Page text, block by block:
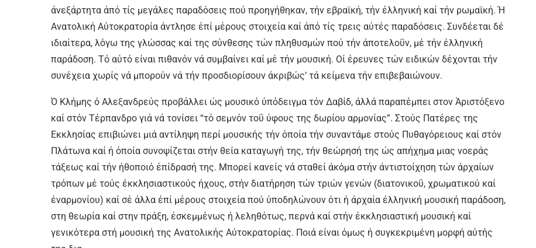
άνεξάρτητα άπό τίς μεγάλες παραδόσεις πού προηγήθηκαν, τήν εβραϊκή, τήν έλληνική καί τήν ρωμαϊκή. Ή
Ανατολική Αύτοκρατορία άντλησε έπί μέρους στοιχεία καί άπό τίς τρεις αύτές παραδόσεις. Συνδέεται δέ
ιδιαίτερα, λόγω της γλώσσας καί της σύνθεσης τών πληθυσμών πού τήν άποτελοΰν, μέ τήν έλληνική
παράδοση. Τό αύτό είναι πιθανόν νά συμβαίνει καί μέ τήν μουσική. Οί έρευνες τών ειδικών δέχονται τήν
συνέχεια χωρίς νά μπορούν νά τήν προσδιορίσουν άκριβώς’ τά κείμενα τήν επιβεβαιώνουν.
Ό Κλήμης ό Αλεξανδρεύς προβάλλει ώς μουσικό ύπόδειγμα τόν Δαβίδ, άλλά παραπέμπει στον Άριστόξενο
καί στόν Τέρπανδρο γιά νά τονίσει “τό σεμνόν τοΰ ύφους της δωρίου αρμονίας”. Στούς Πατέρες της
Εκκλησίας επιβιώνει μιά αντίληψη περί μουσικής τήν όποία τήν συναντάμε στούς Πυθαγόρειους καί στόν
Πλάτωνα καί ή όποία συνοψίζεται στήν θεία καταγωγή της, τήν θεώρησή της ώς απήχημα μιας νοεράς
τάξεως καί τήν ήθοποιό έπίδρασή της. Μπορεί κανείς νά σταθεί άκόμα στήν άντιστοίχηση τών άρχαίων
τρόπων μέ τούς έκκλησιαστικούς ήχους, στήν διατήρηση τών τριών γενών (διατονικοΰ, χρωματικού καί
έναρμονίου) καί σέ άλλα έπί μέρους στοιχεία πού ύποδηλώνουν ότι ή άρχαία έλληνική μουσική παράδοση,
στη θεωρία καί στην πράξη, έσκεμμένως ή λεληθότως, περνά καί στήν έκκλησιαστική μουσική καί
γενικότερα στή μουσική της Ανατολικής Αύτοκρατορίας. Ποιά είναι όμως ή συγκεκριμένη μορφή αύτής